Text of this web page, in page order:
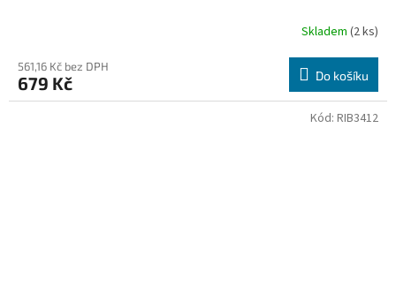
Skladem (2 ks)
561,16 Kč bez DPH
679 Kč Do košíku
Kód: RIB3412